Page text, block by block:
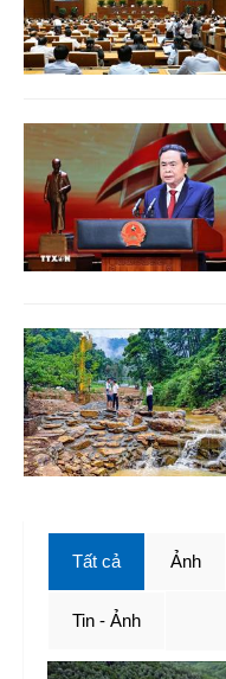
Tất cả Ảnh
Tin - Ảnh